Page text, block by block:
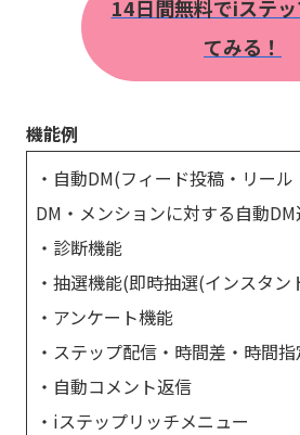
14日間無料でiステ
てみる！
機能例
・自動DM(フィード投稿・リール
DM・メンションに対する自動
・診断機能
・抽選機能(即時抽選(インスタ
・アンケート機能
・ステップ配信・時間差・時間
・自動コメント返信
・iステップリッチメニュー